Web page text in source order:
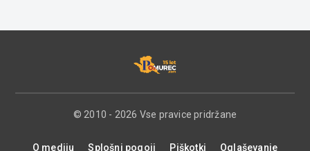
© 2010 - 2026 Vse pravice pridržane
O mediju Splošni pogoji Piškotki Oglaševanje